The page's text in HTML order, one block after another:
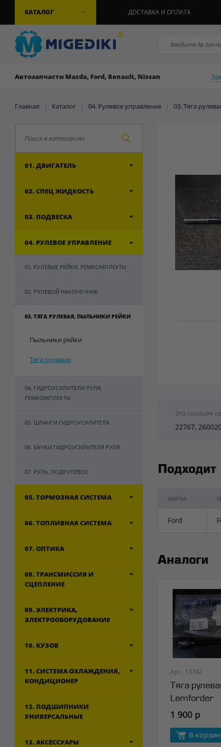
КАТАЛОГ ДОСТАВКА И ОПЛАТА
Автозапчасти Mazda, Ford, Renault, Nissan
Главная | Каталог | 04. Рулевое управление | 03. Тяга
01. ДВИГАТЕЛЬ
02. СПЕЦ ЖИДКОСТЬ
03. ПОДВЕСКА
04. РУЛЕВОЕ УПРАВЛЕНИЕ
01. РУЛЕВЫЕ РЕЙКИ, РЕМКОМПЛЕКТЫ
02. РУЛЕВОЙ НАКОНЕЧНИК
03. ТЯГА РУЛЕВАЯ, ПЫЛЬНИКИ РЕЙКИ
Пыльники рейки
Тяги рулевые
04. ГИДРОУСИЛИТЕЛИ РУЛЯ,
РЕМКОМПЛЕКТЫ
05. ШЛАНГИ ГИДРОУСИЛИТЕЛЯ
06. БАЧКИ ГИДРОУСИЛИТЕЛЯ РУЛЯ
07. РУЛЬ, ПОДРУЛЕВОЕ
05. ТОРМОЗНАЯ СИСТЕМА
06. ТОПЛИВНАЯ СИСТЕМА
07. ОПТИКА
08. ТРАНСМИССИЯ И
СЦЕПЛЕНИЕ
09. ЭЛЕКТРИКА,
ЭЛЕКТРООБОРУДОВАНИЕ
10. КУЗОВ
11. СИСТЕМА ОХЛАЖДЕНИЯ,
КОНДИЦИОНЕР
12. ПОДШИПНИКИ
УНИВЕРСАЛЬНЫЕ
13. АКСЕССУАРЫ
Эта позиция
22767,
Подходит
МАРКА
Ford
Аналоги
Арт.: 13742
Тяга
Lemforder
1 900 р
В